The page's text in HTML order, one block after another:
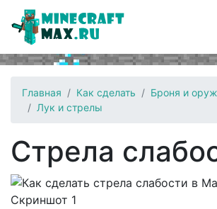
Главная Как сделать
Броня и
Лук и стрелы
Стрела